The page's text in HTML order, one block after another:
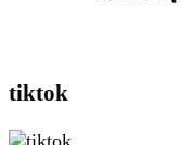
tiktok